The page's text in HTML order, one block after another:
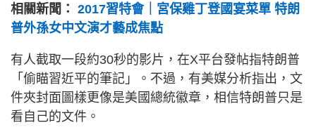
相關新聞： 2017習特會｜宮保雞丁登國宴菜單 特朗
普外孫女中文演才藝成焦點
有人截取一段約30秒的影片，在X平台發帖指特朗普
「偷瞄習近平的筆記」。不過，有美媒分析指出，文
件夾封面圖樣更像是美國總統徽章，相信特朗普只是
看自己的文件。